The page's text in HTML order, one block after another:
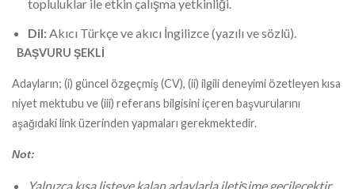
topluluklar ile etkin çalışma yetkinliği.
Dil: Akıcı Türkçe ve akıcı İngilizce (yazılı ve sözlü).
BAŞVURU ŞEKLİ
Adayların; (i) güncel özgeçmiş (CV), (ii) ilgili deneyimi özetleyen kısa
niyet mektubu ve (iii) referans bilgisini içeren başvurularını
aşağıdaki link üzerinden yapmaları gerekmektedir.
Not:
Yalnızca kısa listeye kalan adaylarla iletişime geçilecektir.